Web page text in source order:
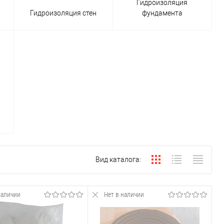
окисления, вызываемого блуждающими токами.
Гидроизоляция стен
Гидроизоляция
фундамента
Вид каталога:
Нет в наличии